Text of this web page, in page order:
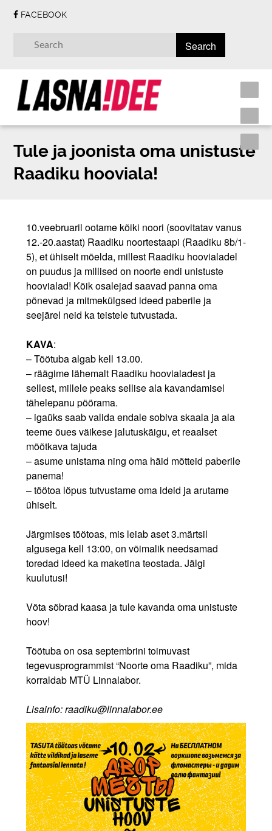
FACEBOOK
Tule ja joonista oma unistuste
Raadiku hooviala!
10.veebruaril ootame kõiki noori (soovitatav vanus
12.-20.aastat) Raadiku noortestaapi (Raadiku 8b/1-
5), et ühiselt mõelda, millest Raadiku hoovialadel
on puudus ja millised on noorte endi unistuste
hoovialad! Kõik osalejad saavad panna oma
põnevad ja mitmekülgsed ideed paberile ja
seejärel neid ka teistele tutvustada.
KAVA:
– Töötuba algab kell 13.00.
– räägime lähemalt Raadiku hoovialadest ja
sellest, millele peaks sellise ala kavandamisel
tähelepanu pöörama.
– igaüks saab valida endale sobiva skaala ja ala
teeme õues väikese jalutuskäigu, et reaalset
mõõtkava tajuda
– asume unistama ning oma häid mõtteid paberile
panema!
– töötoa lõpus tutvustame oma ideid ja arutame
ühiselt.
Järgmises töötoas, mis leiab aset 3.märtsil
algusega kell 13:00, on võimalik needsamad
toredad ideed ka maketina teostada. Jälgi
kuulutusi!
Võta sõbrad kaasa ja tule kavanda oma unistuste
hoov!
Töötuba on osa septembrini toimuvast
tegevusprogrammist “Noorte oma Raadiku”, mida
korraldab MTÜ Linnalabor.
Lisainfo: raadiku@linnalabor.ee